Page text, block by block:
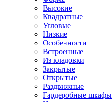
Высокие
Квадратные
Угловые
Низкие
Особенности
Встроенные
Из кладовки
Закрытые
Открытые
Раздвижные
Гардеробные шкафы